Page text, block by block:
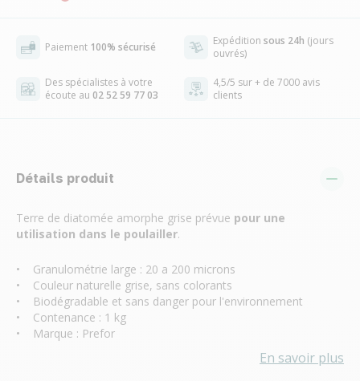
Paiement 100% sécurisé Expédition sous 24h (jours
ouvrés)
Des spécialistes à votre
écoute au 02 52 59 77 03
4,5/5 sur + de 7000 avis
clients
Détails produit
Terre de diatomée amorphe grise prévue pour une
utilisation dans le poulailler.
• Granulométrie large : 20 a 200 microns
• Couleur naturelle grise, sans colorants
• Biodégradable et sans danger pour l'environnement
• Contenance : 1 kg
• Marque : Prefor
En savoir plus